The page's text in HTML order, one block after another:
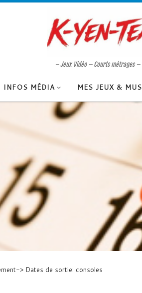
– Jeux Vidéo – Courts métrages –
INFOS MÉDIA MES JEUX &
> Dates de sortie: consoles